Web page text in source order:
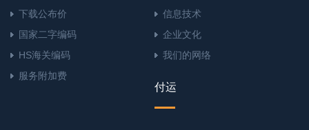
下载公布价
国家二字编码
HS海关编码
服务附加费
信息技术
企业文化
我们的网络
付运